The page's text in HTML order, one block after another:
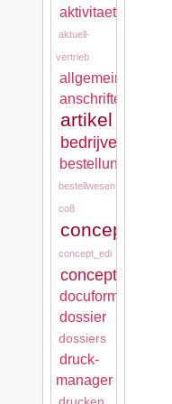
aktivitaeten
aktuell-
vertrieb
allgemein
anschriften
artikel
bedrijven
bestellungen
bestellwesen
co8
concept_cash
concept_edi
concept_mps
docuform
dossier
dossiers
druck-
manager